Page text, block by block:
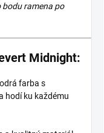
bodu ramena po
Midnight:
farba s
hodí ku každému